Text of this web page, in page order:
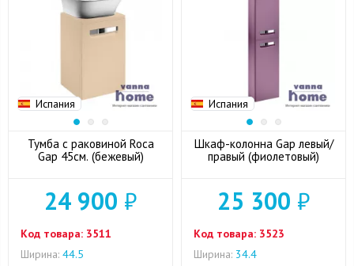
Испания
Тумба с раковиной Roca
Gap 45см. (бежевый)
24 900 ₽
Код товара: 3511
Ширина: 44.5
Испания
Шкаф-колонна Gap левый/
правый (фиолетовый)
25 300 ₽
Код товара: 3523
Ширина: 34.4